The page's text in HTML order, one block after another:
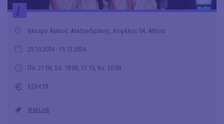
i
Θέατρο Αλέκος Αλεξανδράκης, Κυψέλης 54, Αθήνα
25.10.2024 - 15.12.2024
Πα: 21:00, Σα: 18:00, 21:15, Κυ: 20:00
€20-€18
WebLink